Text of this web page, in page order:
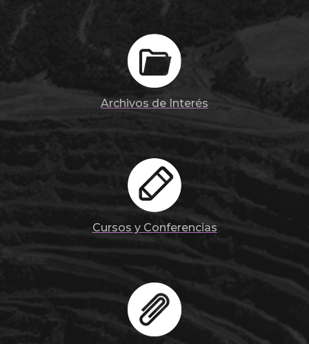
Archivos de Interés
Cursos y Conferencias